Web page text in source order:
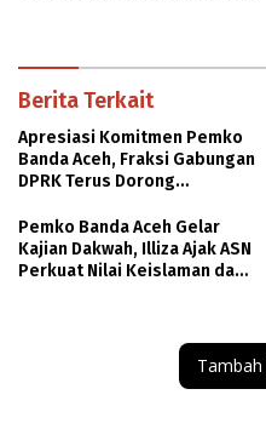
Berita Terkait
Apresiasi Komitmen Pemko
Banda Aceh, Fraksi Gabungan
DPRK Terus Dorong
Peningkatan PAD
Pemko Banda Aceh Gelar
Kajian Dakwah, Illiza Ajak ASN
Perkuat Nilai Keislaman dan